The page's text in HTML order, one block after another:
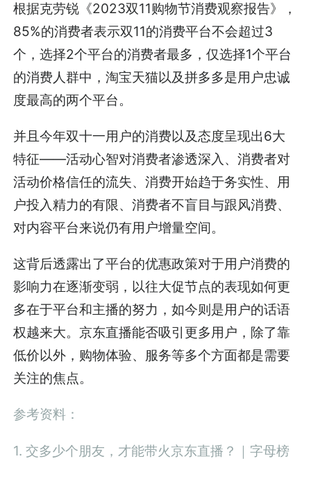
根据克劳锐《2023双11购物节消费观察报告》，
85%的消费者表示双11的消费平台不会超过3
个，选择2个平台的消费者最多，仅选择1个平台
的消费人群中，淘宝天猫以及拼多多是用户忠诚
度最高的两个平台。
并且今年双十一用户的消费以及态度呈现出6大
特征——活动心智对消费者渗透深入、消费者对
活动价格信任的流失、消费开始趋于务实性、用
户投入精力的有限、消费者不盲目与跟风消费、
对内容平台来说仍有用户增量空间。
这背后透露出了平台的优惠政策对于用户消费的
影响力在逐渐变弱，以往大促节点的表现如何更
多在于平台和主播的努力，如今则是用户的话语
权越来大。京东直播能否吸引更多用户，除了靠
低价以外，购物体验、服务等多个方面都是需要
关注的焦点。
参考资料：
1. 交多少个朋友，才能带火京东直播？｜字母榜